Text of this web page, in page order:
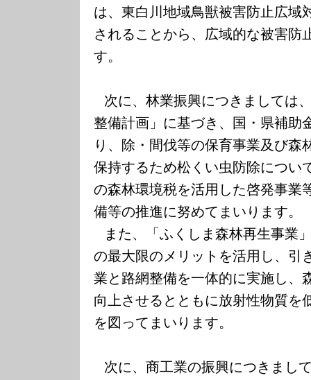
は、東白川地域鳥獣被害防止広域
されることから、広域的な被害防
す。
次に、林業振興につきましては
整備計画」に基づき、国・県補助
り、除・間伐等の保育事業及び森
保持するため松くい虫防除につい
の森林環境税を活用した啓発事業
備等の推進に努めてまいります。
また、「ふくしま森林再生事業
の最大限のメリットを活用し、引
業と路網整備を一体的に実施し、
向上させるとともに放射性物質を
を図ってまいります。
次に、商工業の振興につきまし